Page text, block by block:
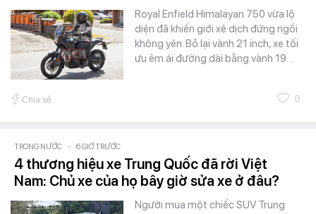
Royal Enfield Himalayan 750 vừa lộ
diện đã khiến giới xê dịch đứng ngồi
không yên. Bỏ lại vành 21 inch, xe tối
ưu êm ái đường dài bằng vành 19…
Chia sẻ 0
TRONG NƯỚC - 6 GIỜ TRƯỚC
4 thương hiệu xe Trung Quốc đã rời Việt
Nam: Chủ xe của họ bây giờ sửa xe ở đâu?
Người mua một chiếc SUV Trung